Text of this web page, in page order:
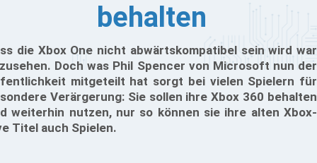
behalten
die Xbox One nicht abwärtskompatibel sein wird war
Doch was Phil Spencer von Microsoft nun der
mitgeteilt hat sorgt bei vielen Spielern für
Verärgerung: Sie sollen ihre Xbox 360 behalten
weiterhin nutzen, nur so können sie ihre alten Xbox-
Titel auch Spielen.